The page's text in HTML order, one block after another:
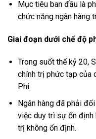
Mục tiêu ban đầu là
chức năng ngân hàng
Giai đoạn dưới chế độ
Trong suốt thế kỷ 20,
chính trị phức tạp của
Phi.
Ngân hàng đã phải
việc duy trì sự ổn
trị không ổn định.